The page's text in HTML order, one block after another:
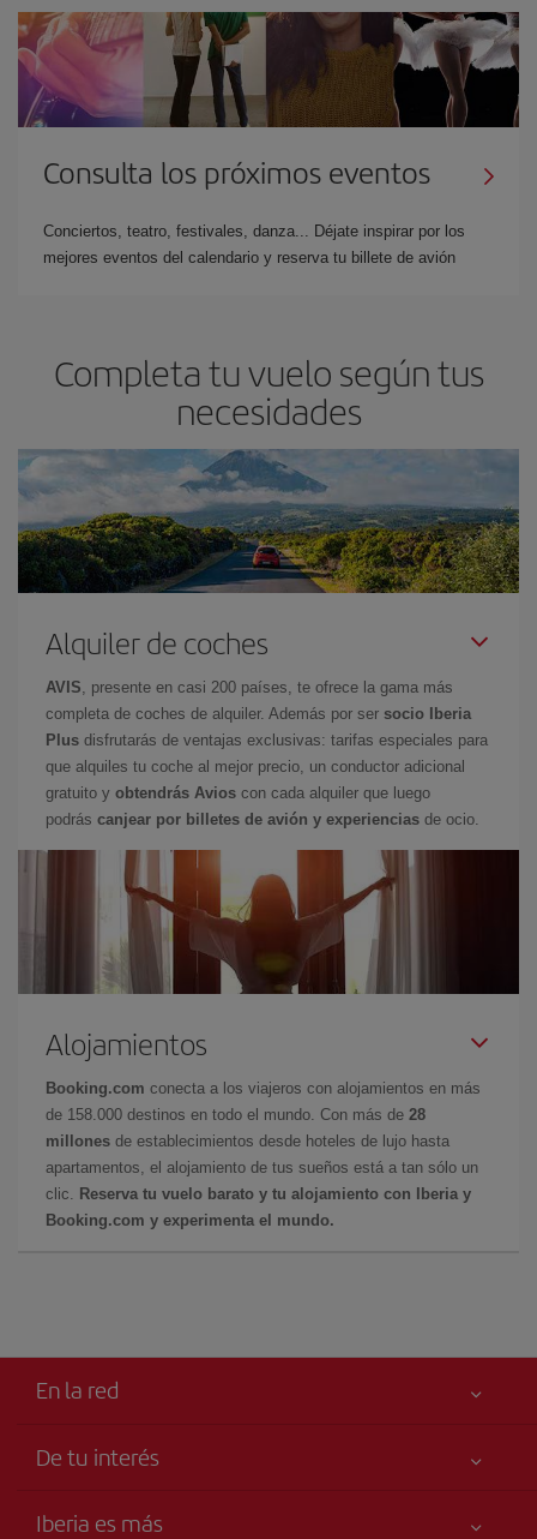
Consulta los próximos eventos
Conciertos, teatro, festivales, danza... Déjate inspirar por los
mejores eventos del calendario y reserva tu billete de avión
Completa tu vuelo según tus
necesidades
Alquiler de coches
AVIS , presente en casi 200 países, te ofrece la gama más
completa de coches de alquiler. Además por ser socio Iberia
Plus disfrutarás de ventajas exclusivas: tarifas especiales para
que alquiles tu coche al mejor precio, un conductor adicional
gratuito y obtendrás Avios con cada alquiler que luego
podrás canjear por billetes de avión y experiencias de ocio.
Alojamientos
Booking.com conecta a los viajeros con alojamientos en más
de 158.000 destinos en todo el mundo. Con más de 28
millones de establecimientos desde hoteles de lujo hasta
apartamentos, el alojamiento de tus sueños está a tan sólo un
clic.
Reserva tu vuelo barato y tu alojamiento con Iberia y
Booking.com y experimenta el mundo.
En la red
De tu interés
Iberia es más